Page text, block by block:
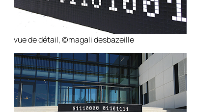
vue de détail, ©magali desbazeille